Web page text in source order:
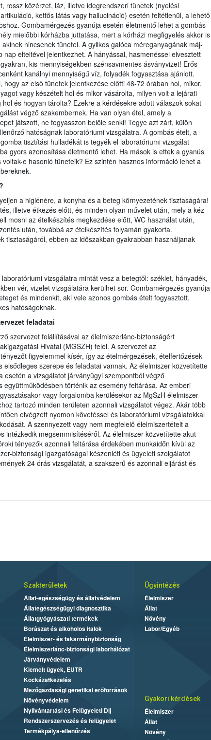
rossz közérzet, láz, illetve idegrendszeri tünetek (nyelési
kettős látás vagy hallucináció) esetén feltétlenül, a lehető
Gombamérgezés gyanúja esetén életmentő lehet a gombás
mielőbbi kórházba juttatása, mert a kórházi megfigyelés akkor is
nincsenek tünetei. A gyilkos galóca méreganyagának máj-
elteltével jelentkezhet. A hányással, hasmenéssel elvesztett
kis mennyiségekben szénsavmentes ásványvizet! Erős
kanálnyi mennyiségű víz, folyadék fogyasztása ajánlott.
az első tünetek jelentkezése előtti 48-72 órában hol, mikor,
vagy készételt hol és mikor vásárolta, milyen volt a lejárati
és hogyan tárolta? Ezekre a kérdésekre adott válaszok sokat
végző szakembernek. Ha van olyan étel, amely a
játszott, ne fogyasszon belőle senki! Tegye azt zárt, külön
hatóságnak laboratóriumi vizsgálatra. A gombás ételt, a
tisztítási hulladékát is tegyék el laboratóriumi vizsgálat
gyors azonosítása életmentő lehet. Ha mások is ettek a gyanús
e hasonló tüneteik? Ez szintén hasznos információ lehet a
a higiénére, a konyha és a beteg környezetének tisztaságára!
illetve étkezés előtt, és minden olyan művelet után, mely a kéz
mosni az ételkészítés megkezdése előtt, WC használat után,
után, továbbá az ételkészítés folyamán gyakorta.
tisztaságáról, ebben az időszakban gyakrabban használjanak
vizsgálatra mintát vesz a betegtől: széklet, hányadék,
vér, vizelet vizsgálatára kerülhet sor. Gombamérgezés gyanúja
és mindenkit, aki vele azonos gombás ételt fogyasztott.
hatóságoknak.
feladatai
szervezet felállításával az élelmiszerlánc-biztonságért
Hivatal (MGSZH) felel. A szervezet az
figyelemmel kísér, így az ételmérgezések, ételfertőzések
szerepe és feladatai vannak. Az élelmiszer közvetítette
esetén a vizsgálatot járványügyi szempontból végző
együttműködésben történik az esemény feltárása. Az emberi
vagy forgalomba kerülésekor az MgSzH élelmiszer-
tartozó minden területen azonnali vizsgálatot végez. Akár több
elvégzett nyomon követéssel és laboratóriumi vizsgálatokkal
A szennyezett vagy nem megfelelő élelmiszertételt a
intézkedik megsemmisítéséről. Az élelmiszer közvetítette akut
tényezők azonnali feltárása érdekében munkaidőn kívül az
biztonsági igazgatóságai készenléti és ügyeleti szolgálatot
24 órás vizsgálatát, a szakszerű és azonnali eljárást és
Szakterületek
Állat-egészségügy és állatvédelem
Állategészségügyi diagnosztika
Állatgyógyászati termékek
Borászat és alkoholos italok
Élelmiszer- és takarmánybiztonság
Élelmiszerlánc-biztonsági laborhálózat
Járványvédelem
Kiemelt ügyek, EUTR
Kockázatkezelés
Mezőgazdasági genetikai erőforrások
Növényvédelem
Nyilvántartási és Felügyeleti Díj
Rendszerszervezés és felügyelet
Termékpálya-ellenőrzés
Ügyintézés
Élelmiszer
Állat
Növény
Labor/Egyéb
Gyakori kérdések
Élelmiszer
Állat
Növény